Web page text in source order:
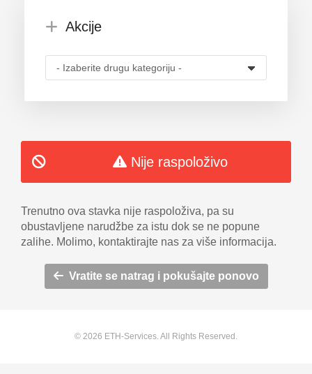
Akcije
Nije raspoloživo
Trenutno ova stavka nije raspoloživa, pa su
obustavljene narudžbe za istu dok se ne popune
zalihe. Molimo, kontaktirajte nas za više informacija.
Vratite se natrag i pokušajte ponovo
© 2026 ETH-Services. All Rights Reserved.